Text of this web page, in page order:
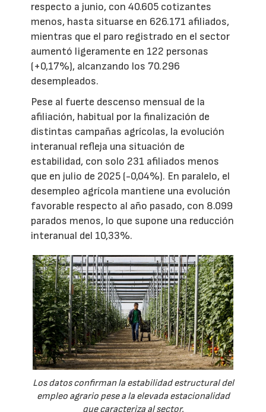
respecto a junio, con 40.605 cotizantes
menos, hasta situarse en 626.171 afiliados,
mientras que el paro registrado en el sector
aumentó ligeramente en 122 personas
(+0,17%), alcanzando los 70.296
desempleados.
Pese al fuerte descenso mensual de la
afiliación, habitual por la finalización de
distintas campañas agrícolas, la evolución
interanual refleja una situación de
estabilidad, con solo 231 afiliados menos
que en julio de 2025 (-0,04%). En paralelo, el
desempleo agrícola mantiene una evolución
favorable respecto al año pasado, con 8.099
parados menos, lo que supone una reducción
interanual del 10,33%.
Los datos confirman la estabilidad estructural del
empleo agrario pese a la elevada estacionalidad
que caracteriza al sector.